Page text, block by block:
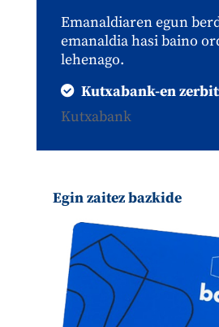
Emanaldiaren egun
emanaldia hasi baino
lehenago.
Kutxabank-en
Kutxabank
Egin zaitez bazkide